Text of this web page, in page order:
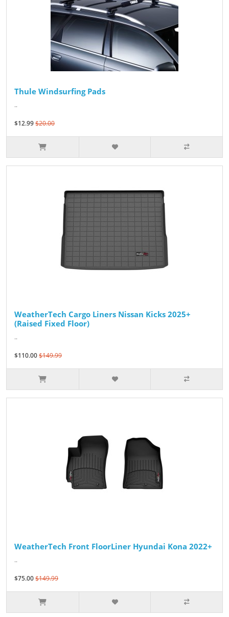
Thule Windsurfing Pads
..
$12.99$20.00
WeatherTech Cargo Liners Nissan Kicks 2025+
(Raised Fixed Floor)
..
$110.00$149.99
WeatherTech Front FloorLiner Hyundai Kona 2022+
..
$75.00$149.99